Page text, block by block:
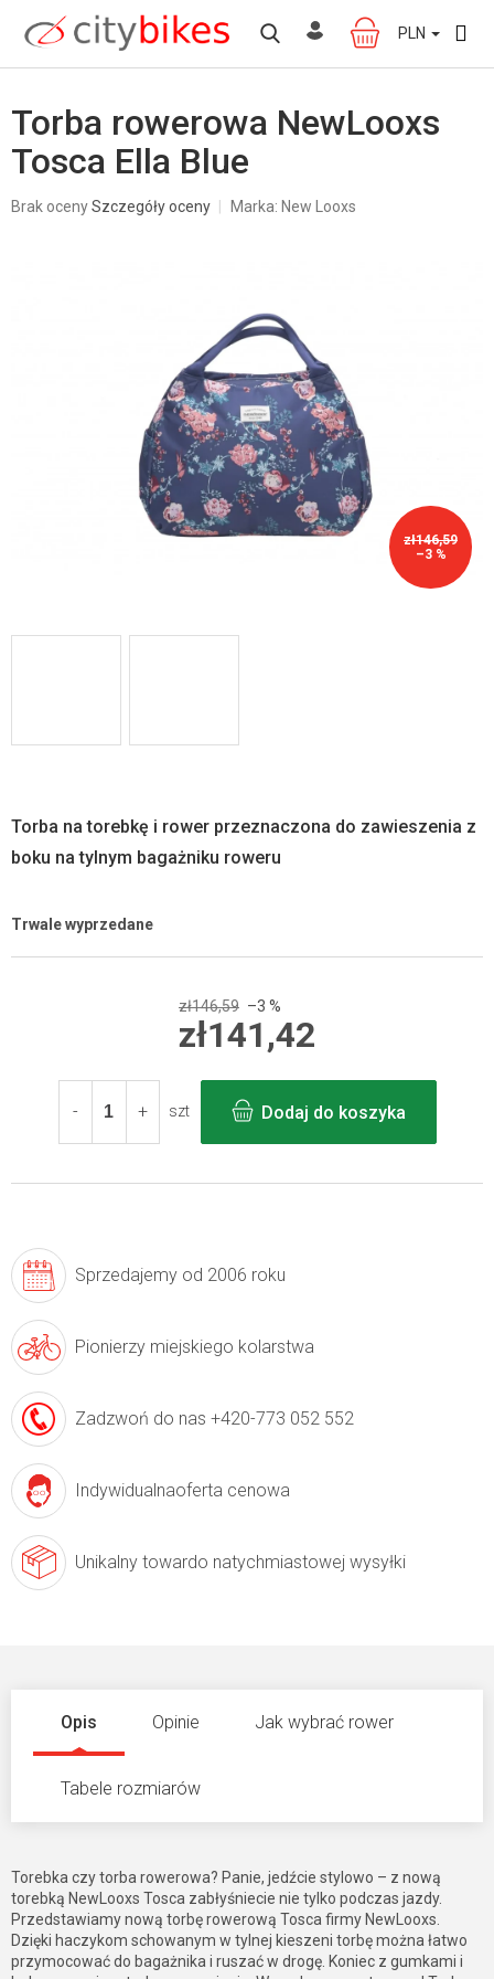
treści
KOSZYK
PLN
Torba rowerowa NewLooxs
Tosca Ella Blue
Średnia
Brak ocenySzczegóły oceny Marka: New Looxs
zł146,59
–3 %
Trwale wyprzedane
Torba na torebkę i rower przeznaczona do zawieszenia z
boku na tylnym bagażniku roweru
zł146,59 –3 %
zł141,42
jednostkowa:
szt
Dodaj do koszyka
Sprzedajemy od 2006 roku
Pionierzy miejskiego kolarstwa
Zadzwoń do nas +420-773 052 552
Indywidualnaoferta cenowa
Unikalny towardo natychmiastowej wysyłki
Opis Opinie Jak wybrać rower
Tabele rozmiarów
Torebka czy torba rowerowa? Panie, jedźcie stylowo – z nową
torebką NewLooxs Tosca zabłyśniecie nie tylko podczas jazdy.
Przedstawiamy nową torbę rowerową Tosca firmy NewLooxs.
Dzięki haczykom schowanym w tylnej kieszeni torbę można łatwo
przymocować do bagażnika i ruszać w drogę. Koniec z gumkami i